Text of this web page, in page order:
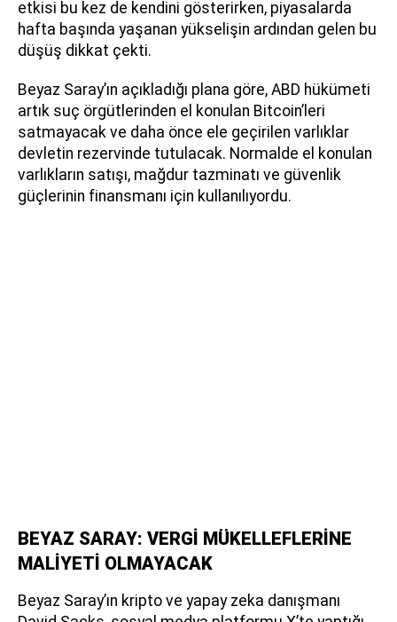
etkisi bu kez de kendini gösterirken, piyasalarda
hafta başında yaşanan yükselişin ardından gelen bu
düşüş dikkat çekti.
Beyaz Saray’ın açıkladığı plana göre, ABD hükümeti
artık suç örgütlerinden el konulan Bitcoin’leri
satmayacak ve daha önce ele geçirilen varlıklar
devletin rezervinde tutulacak. Normalde el konulan
varlıkların satışı, mağdur tazminatı ve güvenlik
güçlerinin finansmanı için kullanılıyordu.
BEYAZ SARAY: VERGİ MÜKELLEFLERİNE
MALİYETİ OLMAYACAK
Beyaz Saray’ın kripto ve yapay zeka danışmanı